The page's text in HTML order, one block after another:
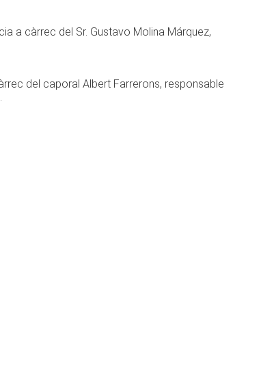
a càrrec del Sr. Gustavo Molina Márquez,
del caporal Albert Farrerons, responsable